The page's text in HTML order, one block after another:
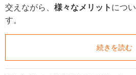
交えながら、 様々なメリット につ
す。
続きを読む